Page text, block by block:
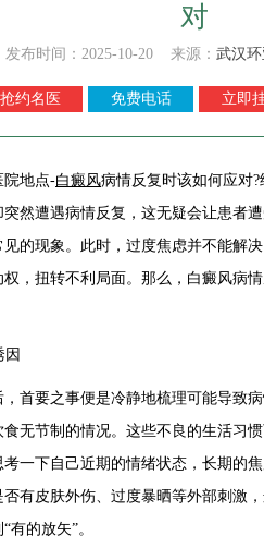
对
发布时间：2025-10-20 来源： 武汉
抢约名医 免费电话 立即
院地点-白癜风病情反复时该如何应对
然遭遇病情反复，这无疑会让患者
的现象。此时，过度焦虑并不能解
，扭转不利局面。那么，白癜风病
要之事便是冷静地梳理可能导致病
无节制的情况。这些不良的生活习
一下自己近期的情绪状态，长期的
有皮肤外伤、过度暴晒等外部刺激
有的放矢”。